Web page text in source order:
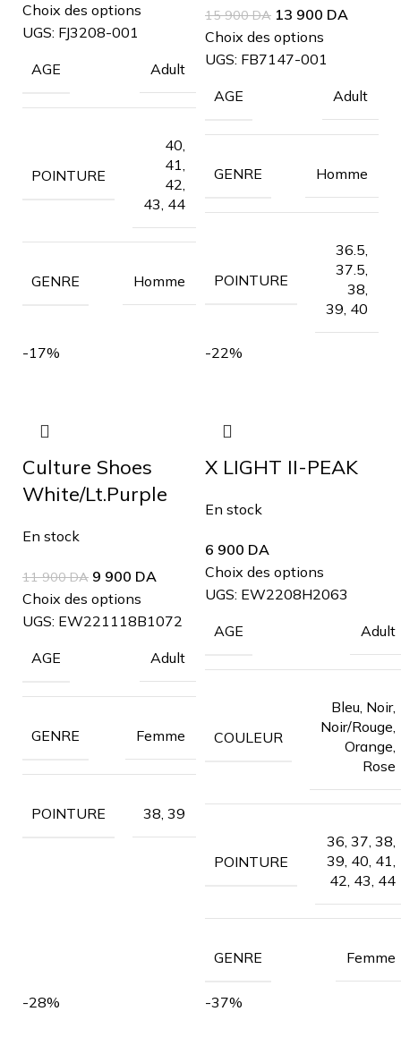
Choix des options
UGS: FJ3208-001
AGE Adult
POINTURE
40,
41,
42,
43, 44
GENRE Homme
15 900DA 13 900 DA
Choix des options
UGS: FB7147-001
AGE Adult
GENRE Homme
POINTURE
36.5,
37.5,
38,
39, 40
-17%
Culture Shoes
White/Lt.Purple
En stock
11 900DA 9 900 DA
Choix des options
UGS: EW221118B1072
AGE Adult
GENRE Femme
POINTURE 38, 39
-22%
X LIGHT II-PEAK
En stock
6 900 DA
Choix des options
UGS: EW2208H2063
AGE Adult
COULEUR
Bleu, Noir,
Noir/Rouge,
Orange,
Rose
POINTURE
36, 37, 38,
39, 40, 41,
42, 43, 44
GENRE Femme
-28% -37%